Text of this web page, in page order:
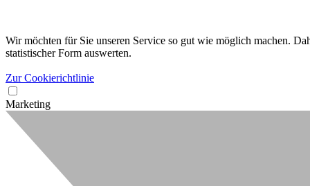
Wir möchten für Sie unseren Service so gut wie möglich machen.
statistischer Form auswerten.
Zur Cookierichtlinie
Marketing